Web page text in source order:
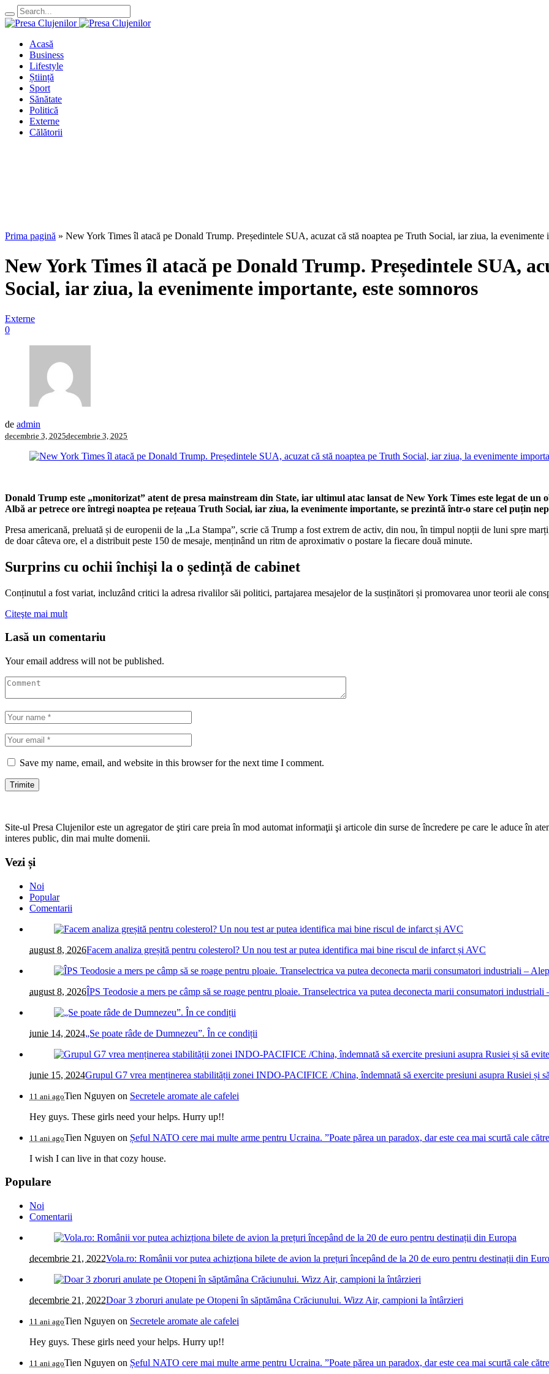
Acasă
Business
Lifestyle
Știință
Sport
Sănătate
Politică
Externe
Călătorii
Prima pagină » New York Times îl atacă pe Donald Trump. Președintele SUA, acuzat că stă noaptea pe Truth Social, iar ziua, la evenimente
New York Times îl atacă pe Donald Trump. Președintele SUA,
Social, iar ziua, la evenimente importante, este somnoros
Externe
0
de admin
decembrie 3, 2025decembrie 3, 2025
Donald Trump este „monitorizat” atent de presa mainstream din State, iar ultimul atac lansat de New York Times este legat de un
Albă ar petrece ore întregi noaptea pe rețeaua Truth Social, iar ziua, la evenimente importante, se prezintă într-o stare cel puțin
Presa americană, preluată și de europenii de la „La Stampa”, scrie că Trump a fost extrem de activ, din nou, în timpul nopții de luni spre
de doar câteva ore, el a distribuit peste 150 de mesaje, menținând un ritm de aproximativ o postare la fiecare două minute.
Surprins cu ochii închiși la o ședință de cabinet
Conținutul a fost variat, incluzând critici la adresa rivalilor săi politici, partajarea mesajelor de la susținători și promovarea unor teorii ale
Citeşte mai mult
Lasă un comentariu
Your email address will not be published.
Save my name, email, and website in this browser for the next time I comment.
Site-ul Presa Clujenilor este un agregator de ştiri care preia în mod automat informaţii şi articole din surse de încredere pe care le aduce în
interes public, din mai multe domenii.
Vezi și
Noi
Popular
Comentarii
august 8, 2026Facem analiza greșită pentru colesterol? Un nou test ar putea identifica mai bine riscul de infarct și AVC
august 8, 2026ÎPS Teodosie a mers pe câmp să se roage pentru ploaie. Transelectrica va putea deconecta marii consumatori
iunie 14, 2024„Se poate râde de Dumnezeu”. În ce condiții
iunie 15, 2024Grupul G7 vrea menținerea stabilității zonei INDO-PACIFICE /China, îndemnată să exercite presiuni asupra Rusiei și
11 ani agoTien Nguyen on Secretele aromate ale cafelei
Hey guys. These girls need your helps. Hurry up!!
11 ani agoTien Nguyen on Șeful NATO cere mai multe arme pentru Ucraina. ”Poate părea un paradox, dar este cea mai scurtă cale
I wish I can live in that cozy house.
Populare
Noi
Comentarii
decembrie 21, 2022Vola.ro: Românii vor putea achizționa bilete de avion la prețuri începând de la 20 de euro pentru destinații din
decembrie 21, 2022Doar 3 zboruri anulate pe Otopeni în săptămâna Crăciunului. Wizz Air, campioni la întârzieri
11 ani agoTien Nguyen on Secretele aromate ale cafelei
Hey guys. These girls need your helps. Hurry up!!
11 ani agoTien Nguyen on Șeful NATO cere mai multe arme pentru Ucraina. ”Poate părea un paradox, dar este cea mai scurtă cale